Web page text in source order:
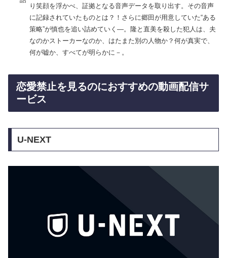
り笑顔を浮かべ、証拠となる音声データを取り出す。その音声
に記録されていたものとは？！さらに郷田が用意していた“ある
策略”が慎也を追い詰めていく―。隆と直美を殺した犯人は、夫
なのかストーカーなのか、はたまた別の人物か？何が真実で、
何が嘘か、すべてが明らかに－。
恋愛禁止を見るのにおすすめの動画配信サ
ービス
U-NEXT